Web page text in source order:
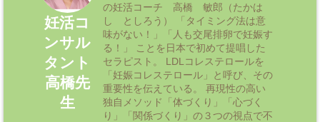
妊活コ
ンサル
タント
高橋先
生
の妊活コーチ 高橋 敏郎（たかは
し としろう） 「タイミング法は意
味がない！」「人も交尾排卵で妊娠す
る！」 ことを日本で初めて提唱した
セラピスト。 LDLコレステロールを
「妊娠コレステロール」と呼び、その
重要性を伝えている。 再現性の高い
独自メソッド「体づくり」「心づく
り」「関係づくり」の３つの視点で不